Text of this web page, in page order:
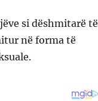
si dëshmitarë të
në forma të